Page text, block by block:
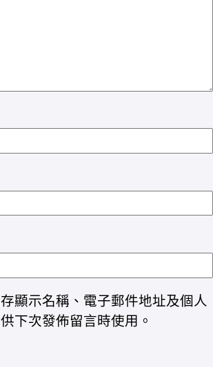
顯示名稱、電子郵件地址及個人
下次發佈留言時使用。